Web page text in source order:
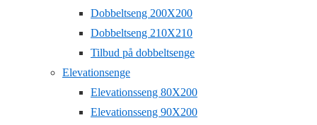
Dobbeltseng 200X200
Dobbeltseng 210X210
Tilbud på dobbeltsenge
Elevationsenge
Elevationsseng 80X200
Elevationsseng 90X200